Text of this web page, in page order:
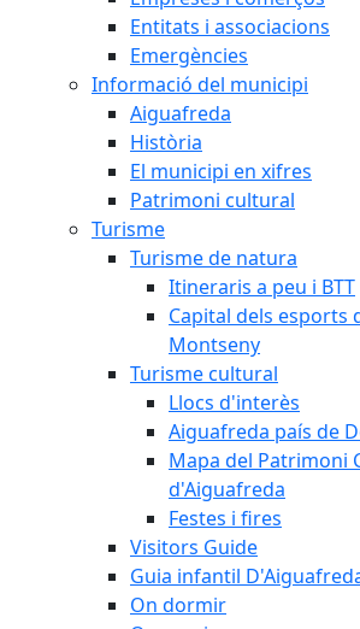
Entitats i associacions
Emergències
Informació del municipi
Aiguafreda
Història
El municipi en xifres
Patrimoni cultural
Turisme
Turisme de natura
Itineraris a peu i BTT
Capital dels esports
Montseny
Turisme cultural
Llocs d'interès
Aiguafreda país de
Mapa del Patrimoni
d'Aiguafreda
Festes i fires
Visitors Guide
Guia infantil
On dormir